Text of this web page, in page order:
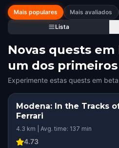
Mais populares Mais avaliados
Lista
Novas quests em
um dos
Experimente estas quests em
Modena: In the Tracks
Ferrari
4.3 km | Avg. time: 137 min
4.73